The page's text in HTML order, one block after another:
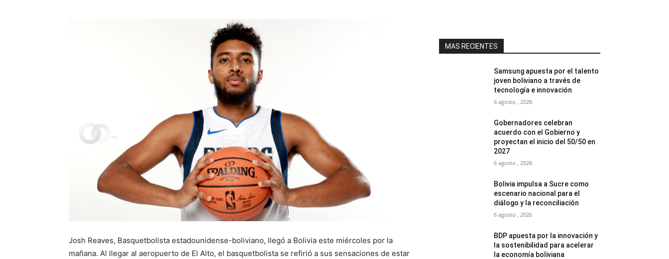
Josh Reaves, Basquetbolista estadounidense-boliviano, llegó a Bolivia este miércoles por la
mañana. Al llegar al aeropuerto de El Alto, el basquetbolista se refirió a sus sensaciones de estar
MAS RECIENTES
Samsung apuesta por el talento
joven boliviano a través de
tecnología e innovación
6 agosto , 2026
Gobernadores celebran
acuerdo con el Gobierno y
proyectan el inicio del 50/50 en
2027
6 agosto , 2026
Bolivia impulsa a Sucre como
escenario nacional para el
diálogo y la reconciliación
6 agosto , 2026
BDP apuesta por la innovación y
la sostenibilidad para acelerar
la economía boliviana